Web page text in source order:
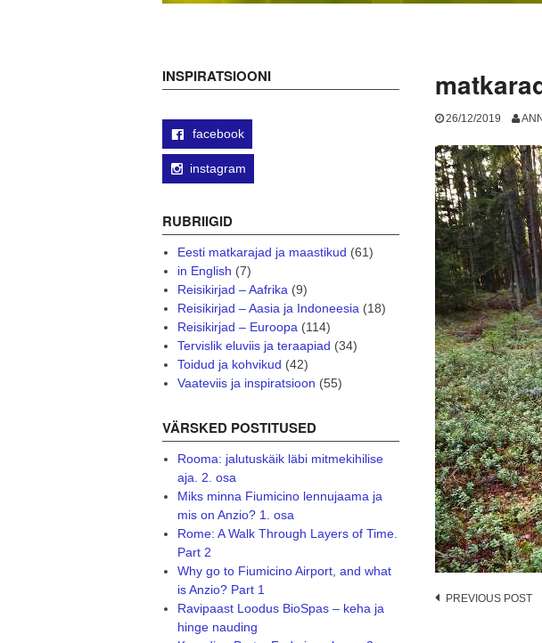
26/12/2019
Post
PREVIOUS POST
INSPIRATSIOONI
facebook
instagram
RUBRIIGID
Eesti matkarajad ja maastikud (61)
in English (7)
Reisikirjad – Aafrika(9)
Reisikirjad – Aasia ja Indoneesia(18)
Reisikirjad – Euroopa(114)
Tervislik eluviis ja teraapiad (34)
Toidud ja kohvikud (42)
Vaateviis ja inspiratsioon (55)
VÄRSKED POSTITUSED
Rooma: jalutuskäik läbi mitmekihilise
aja. 2. osa
Miks minna Fiumicino lennujaama ja
mis on Anzio? 1. osa
Rome: A Walk Through Layers of Time.
Part 2
Why go to Fiumicino Airport, and what
is Anzio? Part 1
Ravipaast Loodus BioSpas – keha ja
hinge nauding